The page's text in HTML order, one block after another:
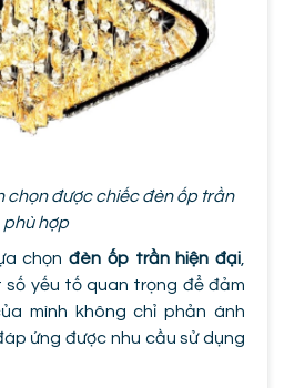
chọn được chiếc đèn ốp trần
phù hợp
chọnđèn ốp trần hiện đại
yếu tố quan trọng để đảm
mình không chỉ phản ánh
ứng được nhu cầu sử dụng